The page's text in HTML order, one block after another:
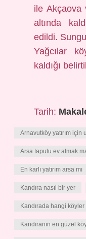
ile Akçaova
altında
edildi.
Yağcılar
kaldığı
Tarih:
Arnavutköy yatırım için
Arsa tapulu ev almak
En karlı yatırım arsa mı
Kandıra nasıl bir yer
Kandırada hangi
Kandıranın en güzel